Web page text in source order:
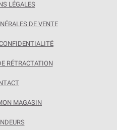
LÉGALES
DE VENTE
RÉTRACTATION
MAGASIN